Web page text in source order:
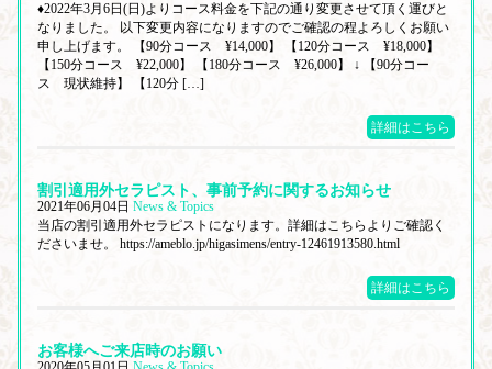
♦2022年3月6日(日)よりコース料金を下記の通り変更させて頂く運びと
なりました。 以下変更内容になりますのでご確認の程よろしくお願い
申し上げます。 【90分コース ¥14,000】 【120分コース ¥18,000】
【150分コース ¥22,000】 【180分コース ¥26,000】 ↓ 【90分コー
ス 現状維持】 【120分 […]
詳細はこちら
割引適用外セラピスト、事前予約に関するお知らせ
2021年06月04日 News & Topics
当店の割引適用外セラピストになります。詳細はこちらよりご確認く
ださいませ。 https://ameblo.jp/higasimens/entry-12461913580.html
詳細はこちら
お客様へご来店時のお願い